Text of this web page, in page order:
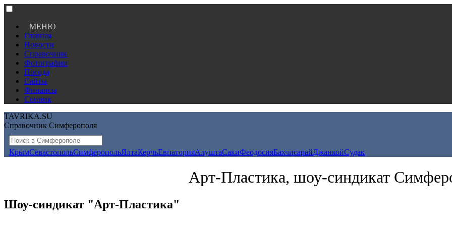
МЕНЮ
Главная
Новости
Справочник
Фотографии
Погода
Сайты
Финансы
Сонник
TAVRIKA.SU
Справочник Симферополя
КрымСевастопольСимферопольЯлтаКерчьЕвпаторияАлуштаСакиФеодосияБахчисарайДжанкойСудак
Арт-Пластика, шоу-синдикат
Шоу-синдикат "Арт-Пластика"